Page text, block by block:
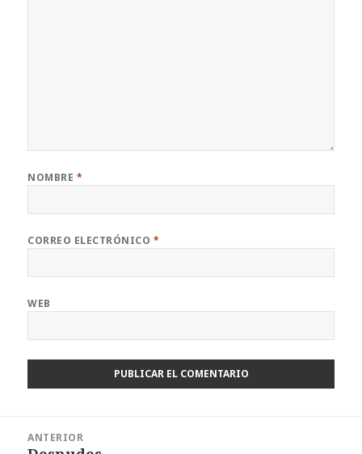
NOMBRE *
CORREO ELECTRÓNICO *
WEB
ANTERIOR